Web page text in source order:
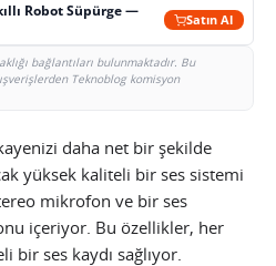
Robot Süpürge —
Satın Al
bağlantıları bulunmaktadır. Bu
Teknoblog komisyon
daha net bir şekilde
yüksek kaliteli bir ses sistemi
mikrofon ve bir ses
içeriyor. Bu özellikler, her
ses kaydı sağlıyor.